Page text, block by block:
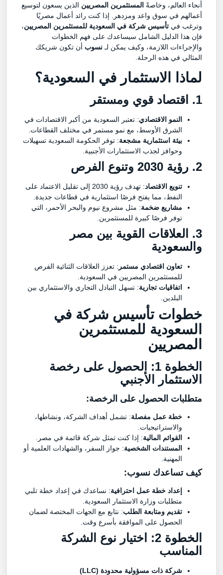
أنحاء العالم، وخاصةًالمستثمرين المصريينالذين يسعون لتوسيع
أعمالهم في سوق واعد ومزدهر. إذا كنت رائد أعمال مصريًا
وترغب في تأسيس شركة في السعودية للمستثمرين المصريين،
فإن هذا الدليل الشامل سيساعدك على فهم الخطوات
والإجراءات اللازمة، وكيف يمكن لـنسوبأن تكون شريكك
المثالي في هذه الرحلة.
لماذا الاستثمار في السعودية؟
1. اقتصاد قوي ومستقر
النمو الاقتصادي: تعتبر السعودية من أكبر الاقتصادات في
الشرق الأوسط، مع نمو مستمر في مختلف القطاعات.
بيئة استثمارية مشجعة: توفر الحكومة السعودية تسهيلات
وحوافز لجذب الاستثمارات الأجنبية.
2. رؤية 2030 وتنوع الفرص
تنويع الاقتصاد
: تهدف رؤية 2030 إلى تقليل الاعتماد على
النفط، مما يفتح فرصًا استثمارية في قطاعات جديدة.
مشاريع ضخمة: مثل مشروع نيوم والبحر الأحمر، التي
توفر فرصًا كبيرة للمستثمرين.
3. العلاقات القوية بين مصر
والسعودية
تعاون اقتصادي مستمر: تعزز العلاقات الثنائية الفرص
للمستثمرين المصريين في السعودية.
اتفاقيات تجارية: تسهل التبادل التجاري والاستثماري بين
البلدين.
خطوات تأسيس شركة في
السعودية للمستثمرين
المصريين
الخطوة 1: الحصول على رخصة
الاستثمار الأجنبي
متطلبات الحصول على الرخصة:
خطة عمل مفصلة: تشمل أهداف الشركة، ونشاطها،
والاستراتيجيات.
القوائم المالية: إذا كنت تمثل شركة قائمة في مصر.
المستندات الشخصية: جواز السفر، والشهادات العلمية أو
المهنية.
كيف تساعدكنسوب:
إعداد خطة عمل احترافية: نساعدك في إعداد خطة تلبي
متطلبات وزارة الاستثمار السعودية.
تقديم ومتابعة الطلب: نتابع مع الجهات المختصة لضمان
الحصول على الموافقة بأسرع وقت.
الخطوة 2: اختيار نوع الشركة
المناسب
شركة ذات مسؤولية محدودة (LLC)